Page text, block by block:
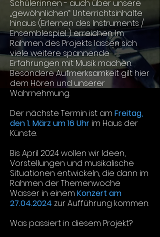
Schüler:innen - auch über unsere
„gewöhnlichen“ Unterrichtsinhalte
hinaus (Erlernen des Instruments /
Ensemblespiel ) erreichen. Im
Rahmen des Projekts lassen sich
viele weitere spannende
Erfahrungen mit Musik machen.
Besondere Aufmerksamkeit gilt hier
dem Hören und unserer
Wahrnehmung.
Der nächste Termin ist am Freitag,
den 1. März um 16 Uhr im Haus der
Künste.
Bis April 2024 wollen wir Ideen,
Vorstellungen und musikalische
Situationen entwickeln, die dann im
Rahmen der Themenwoche
Wasser in einem Konzert am
27.04.2024 zur Aufführung kommen.
Was passiert in diesem Projekt?